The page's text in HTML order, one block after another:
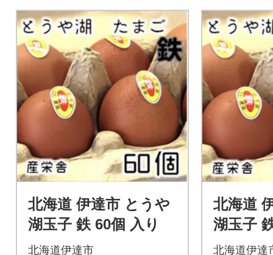
北海道 伊達市 とうや
湖玉子 鉄 60個 入り
北海道伊達市
北海道
湖玉子
北海道伊達